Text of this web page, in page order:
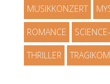
MUSIKKONZERT
ROMANCE
THRILLER